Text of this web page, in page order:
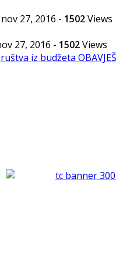
nov 27, 2016 - 1502Views
27, 2016 - 1502Views
iz budžeta